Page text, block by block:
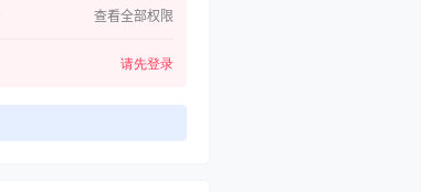
查看全部权限
请先登录